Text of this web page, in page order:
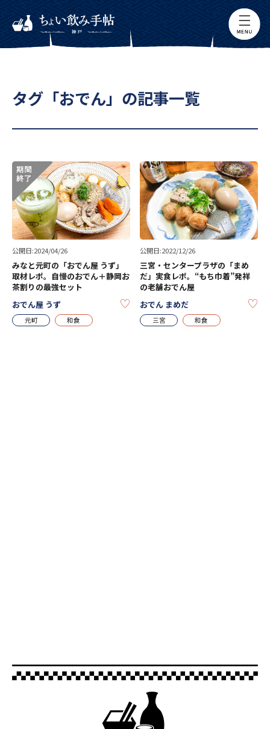
タグ「おでん」の記事一覧
公開日:2024/04/26
みなと元町の「おでん屋 うず」
取材レポ。自慢のおでん＋静岡お
茶割りの最強セット
おでん屋 うず
KEEP
元町 和食
公開日:2022/12/26
三宮・センタープラザの「まめ
だ」実食レポ。“もち巾着”発祥
の老舗おでん屋
おでん まめだ
三宮 和食